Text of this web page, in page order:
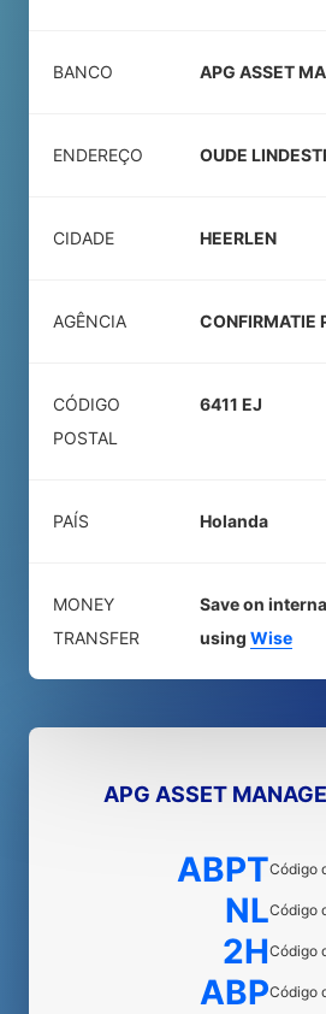
BANCO APG ASSET
ENDEREÇO OUDE
CIDADE HEERLEN
AGÊNCIA CONFIRMATIE
CÓDIGO
POSTAL
6411 EJ
PAÍS Holanda
MONEY
TRANSFER
Save on
using Wise
APG ASSET
ABPTCódigo
NLCódigo
2HCódigo
ABPCódigo